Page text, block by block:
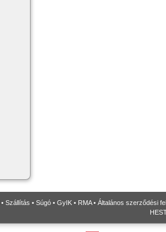
• Szállítás • Súgó • GyIK • RMA• Általános szerződési